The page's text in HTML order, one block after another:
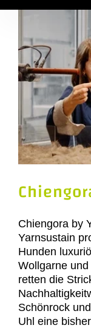
Chiengora by
Yarnsustain
Hunden
Wollgarne
retten die
Schönrock
Uhl eine